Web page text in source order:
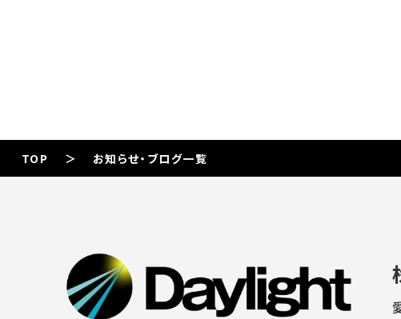
TOP お知らせ・ブログ一覧